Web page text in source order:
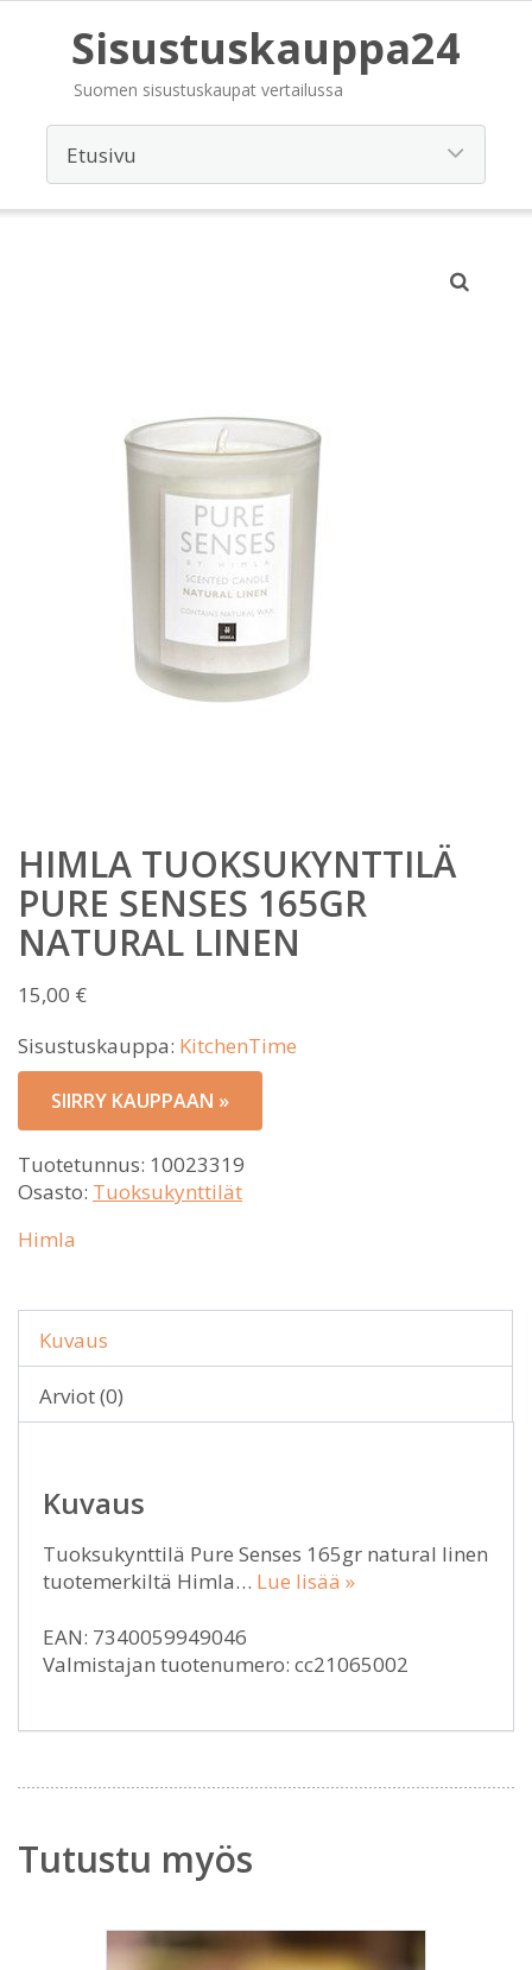
Sisustuskauppa24
Suomen sisustuskaupat vertailussa
HIMLA TUOKSUKYNTTILÄ
PURE SENSES 165GR
NATURAL LINEN
15,00 €
Sisustuskauppa: KitchenTime
SIIRRY KAUPPAAN »
Tuotetunnus: 10023319
Osasto: Tuoksukynttilät
Himla
Kuvaus
Arviot (0)
Kuvaus
Tuoksukynttilä Pure Senses 165gr natural linen
tuotemerkiltä Himla… Lue lisää »
EAN: 7340059949046
Valmistajan tuotenumero: cc21065002
Tutustu myös